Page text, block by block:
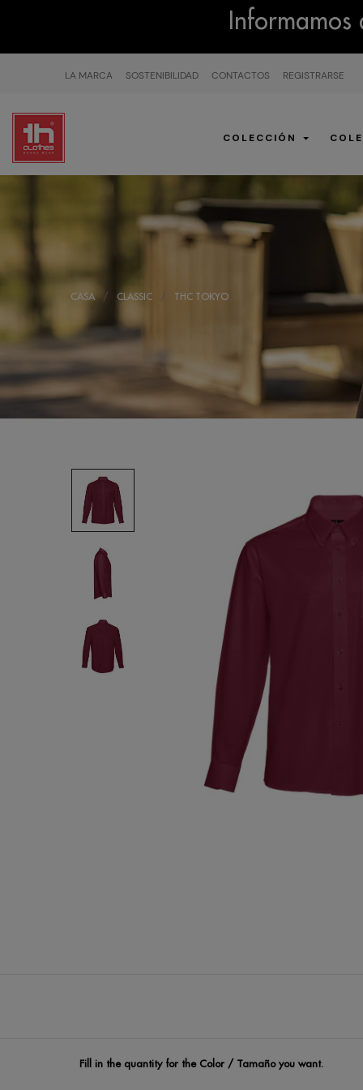
LA MARCA SOSTENIBILIDAD CONTACTOS REGISTRARSE
COLECCIÓN
CASA CLASSIC THC TOKYO
Fill in the quantity for the Color / Tamaño you want.